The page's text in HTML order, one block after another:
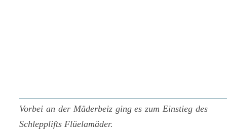
Vorbei an der Mäderbeiz ging es zum Einstieg des
Schlepplifts Flüelamäder.